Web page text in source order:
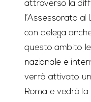
attraverso la
l’Assessorato al
con delega
questo ambito
nazionale e
verrà attivato un
Roma e vedrà